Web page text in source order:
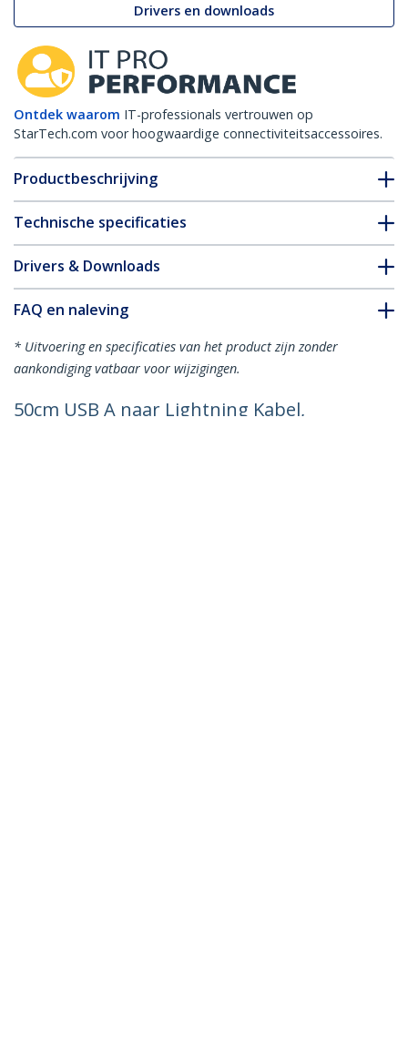
Drivers en downloads
Ontdek waarom IT-professionals vertrouwen op
StarTech.com voor hoogwaardige connectiviteitsaccessoires.
Productbeschrijving
Technische specificaties
Drivers & Downloads
FAQ en naleving
* Uitvoering en specificaties van het product zijn zonder
aankondiging vatbaar voor wijzigingen.
50cm USB A naar Lightning Kabel,